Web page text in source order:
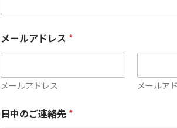
メールアドレス *
メールアドレス メールア
日中のご連絡先 *